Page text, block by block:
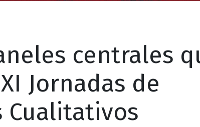
centrales
Jornadas de
Cualitativos